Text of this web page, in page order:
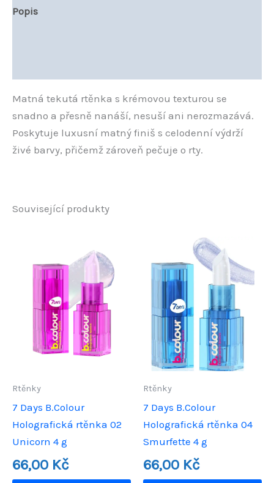
ml
Popis
Matná tekutá rtěnka s krémovou texturou se
snadno a přesně nanáší, nesuší ani nerozmazává.
Poskytuje luxusní matný finiš s celodenní výdrží
živé barvy, přičemž zároveň pečuje o rty.
Související produkty
Rtěnky
7 Days B.Colour
Holografická rtěnka 02
Unicorn 4 g
66,00 Kč
Rtěnky
7 Days B.Colour
Holografická rtěnka 04
Smurfette 4 g
66,00 Kč